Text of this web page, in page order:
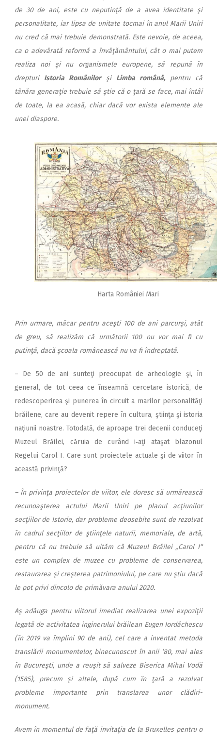
de 30 de ani, este cu neputinţă de a avea identitate şi
personalitate, iar lipsa de unitate tocmai în anul Marii Uniri
nu cred că mai trebuie demonstrată. Este nevoie, de aceea,
ca o adevărată reformă a învăţământului, cât o mai putem
realiza noi şi nu organismele europene, să repună în
drepturi Istoria Românilor şi Limba română,
pentru că
tânăra generaţie trebuie să ştie că o ţară se face, mai întâi
de toate, la ea acasă, chiar dacă vor exista elemente ale
unei diaspore.
Harta României Mari
Prin urmare, măcar pentru aceşti 100 de ani parcurşi, atât
de greu, să realizăm că următorii 100 nu vor mai fi cu
putinţă, dacă şcoala românească nu va fi îndreptată.
– De 50 de ani sunteţi preocupat de arheologie şi, în
general, de tot ceea ce înseamnă cercetare istorică, de
redescoperirea şi punerea în circuit a marilor personalităţi
brăilene, care au devenit repere în cultura, ştiinţa şi istoria
naţiunii noastre. Totodată, de aproape trei decenii conduceţi
Muzeul Brăilei, căruia de curând i‑aţi ataşat blazonul
Regelui Carol I. Care sunt proiectele actuale şi de viitor în
această privinţă?
– În privinţa proiectelor de viitor, ele doresc să urmărească
recunoaşterea actului Marii Uniri pe planul acţiunilor
secţiilor de Istorie, dar probleme deosebite sunt de rezolvat
în cadrul secţiilor de ştiinţele naturii, memoriale, de artă,
pentru că nu trebuie să uităm că Muzeul Brăilei „Carol I“
este un complex de muzee cu probleme de conservarea,
restaurarea şi creşterea patrimoniului, pe care nu ştiu dacă
le pot privi dincolo de primăvara anului 2020.
Aş adăuga pentru viitorul imediat realizarea unei expoziţii
legată de activitatea inginerului brăilean Eugen Iordăchescu
(în 2019 va împlini 90 de ani), cel care a inventat metoda
translării monumentelor, binecunoscut în anii ’80, mai ales
în Bucureşti, unde a reuşit să salveze Biserica Mihai Vodă
(1585), precum şi altele, după cum în ţară a rezolvat
probleme importante prin translarea unor clădiri-
monument.
Avem în momentul de faţă invitaţia de la Bruxelles pentru o